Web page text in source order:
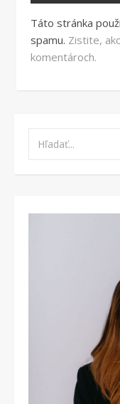
Táto stránka
spamu. Zistite,
komentároch.